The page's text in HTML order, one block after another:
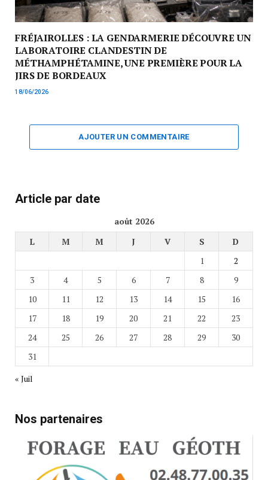
FRÉJAIROLLES : LA GENDARMERIE DÉCOUVRE UN
LABORATOIRE CLANDESTIN DE
MÉTHAMPHÉTAMINE, UNE PREMIÈRE POUR LA
JIRS DE BORDEAUX
18/06/2026
AJOUTER UN COMMENTAIRE
Article par date
août 2026
L
M M J V S
D
1
2
3
4 5 6 7 8
9
10
11 12 13 14 15
16
17
18 19 20 21 22
23
24
25 26 27 28 29
30
31
« Juil
Nos partenaires